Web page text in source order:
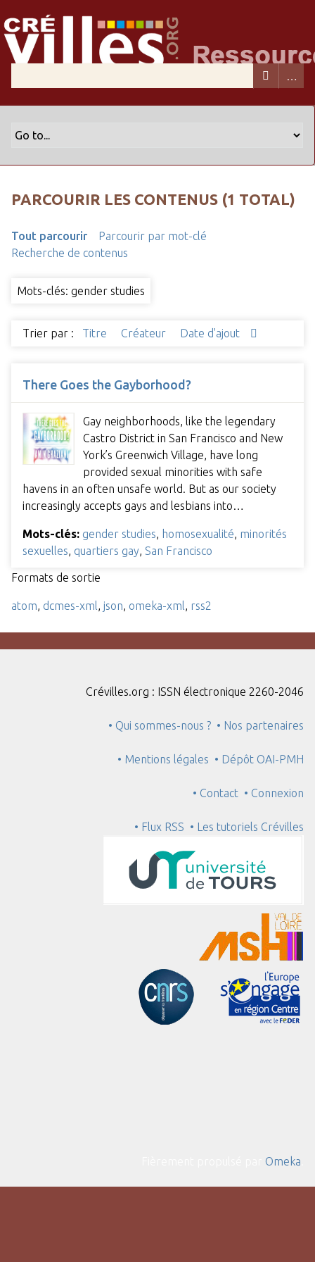
PARCOURIR LES CONTENUS (1 TOTAL)
Tout parcourir
Parcourir par mot-clé
Recherche de contenus
Mots-clés: gender studies
Trier par : Titre Créateur Date d'ajout
There Goes the Gayborhood?
Gay neighborhoods, like the legendary
Castro District in San Francisco and New
York’s Greenwich Village, have long
provided sexual minorities with safe
havens in an often unsafe world. But as our society
increasingly accepts gays and lesbians into…
Mots-clés: gender studies homosexualité minorités
sexuelles quartiers gay San Francisco
Formats de sortie
atom dcmes-xml json omeka-xml rss2
Crévilles.org : ISSN électronique 2260-2046
• Qui sommes-nous ? • Nos partenaires
• Mentions légales • Dépôt OAI-PMH
• Contact • Connexion
• Flux RSS • Les tutoriels Crévilles
Omeka